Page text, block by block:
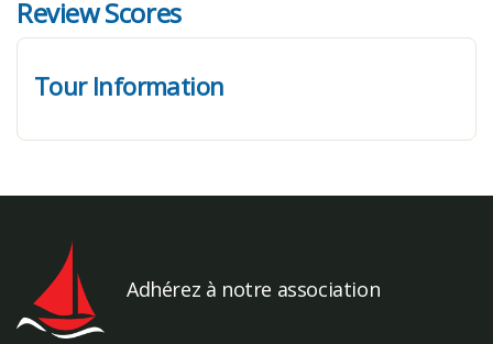
Review Scores
Tour Information
Adhérez à notre association